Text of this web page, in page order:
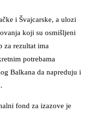
i Švajcarske, a ulozi
koji su osmišljeni
za rezultat ima
potrebama
Balkana da napreduju i
fond za izazove je